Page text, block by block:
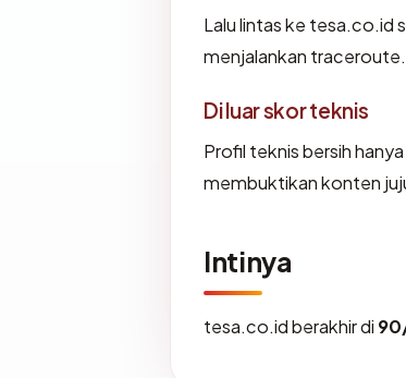
Lalu lintas ke tesa.co.id
menjalankan traceroute.
Di luar skor teknis
Profil teknis bersih
membuktikan konten
Intinya
tesa.co.id berakhir di